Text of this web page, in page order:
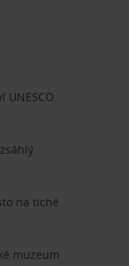
na tiché
muzeum